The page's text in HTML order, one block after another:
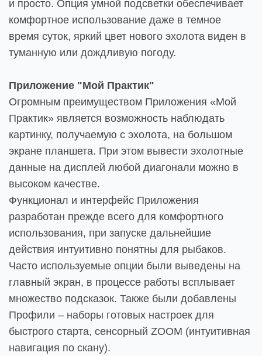
и просто. Опция умной подсветки обеспечивает
комфортное использование даже в темное
время суток, яркий цвет нового эхолота виден в
туманную или дождливую погоду.
Приложение "Мой Практик"
Огромным преимуществом Приложения «Мой
Практик» является возможность наблюдать
картинку, получаемую с эхолота, на большом
экране планшета. При этом вывести эхолотные
данные на дисплей любой диагонали можно в
высоком качестве.
Функционал и интерфейс Приложения
разработан прежде всего для комфортного
использования, при запуске дальнейшие
действия интуитивно понятны для рыбаков.
Часто используемые опции были выведены на
главный экран, в процессе работы всплывает
множество подсказок. Также были добавлены
Профили – наборы готовых настроек для
быстрого старта, сенсорный ZOOM (интуитивная
навигация по скану).